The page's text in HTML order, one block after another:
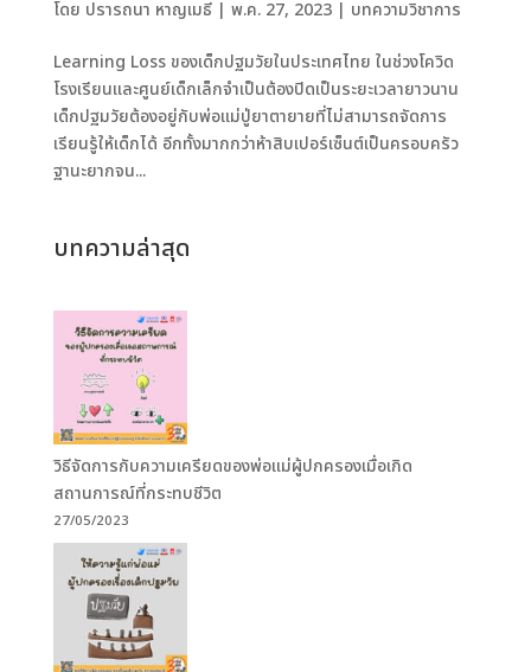
โดย ปรารถนา หาญเมธี| พ.ค. 27, 2023| บทความวิชาการ
Learning Loss ของเด็กปฐมวัยในประเทศไทย ในช่วงโควิด
โรงเรียนและศูนย์เด็กเล็กจำเป็นต้องปิดเป็นระยะเวลายาวนาน
เด็กปฐมวัยต้องอยู่กับพ่อแม่ปู่ยาตายายที่ไม่สามารถจัดการ
เรียนรู้ให้เด็กได้ อีกทั้งมากกว่าห้าสิบเปอร์เซ็นต์เป็นครอบครัว
ฐานะยากจน...
บทความล่าสุด
วิธีจัดการกับความเครียดของพ่อแม่ผู้ปกครองเมื่อเกิด
สถานการณ์ที่กระทบชีวิต
27/05/2023